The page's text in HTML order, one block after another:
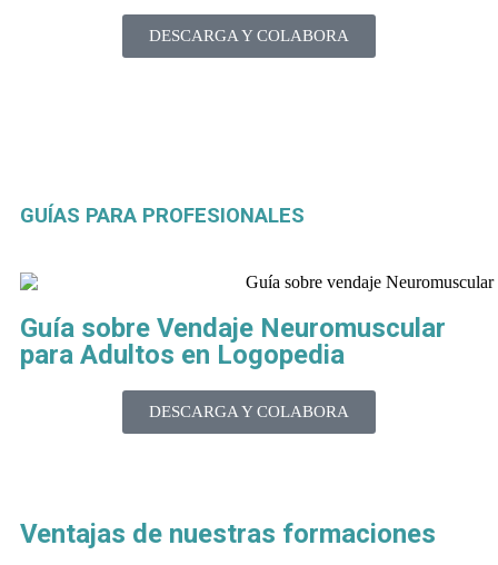
DESCARGA Y COLABORA
GUÍAS PARA PROFESIONALES
Guía sobre Vendaje Neuromuscular
para Adultos en Logopedia
DESCARGA Y COLABORA
Ventajas de nuestras formaciones